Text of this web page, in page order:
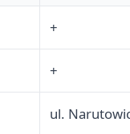
+
+
ul.